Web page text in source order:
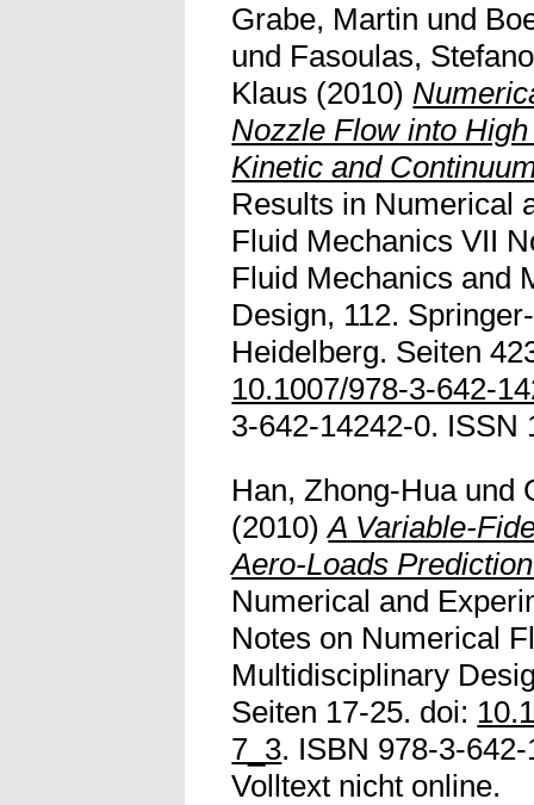
Grabe, Martin und
und Fasoulas,
Klaus (2010)
Nozzle Flow into
Kinetic and
Results in Numerical
Fluid Mechanics VII
Fluid Mechanics and
Design, 112.
Heidelberg. Seiten
10.1007/978-3-642-
3-642-14242-0. ISSN
Han, Zhong-Huaund
(2010)A Variable-
Aero-Loads
Numerical and
Notes on Numerical
Multidisciplinary
Seiten 17-25. doi:
7_3. ISBN 978-3-
Volltext nicht online.